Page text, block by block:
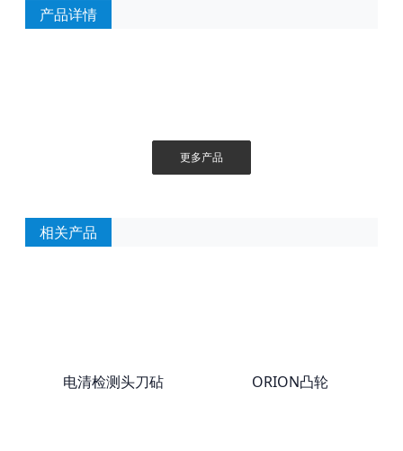
产品详情
更多产品
相关产品
电清检测头刀砧 ORION凸轮